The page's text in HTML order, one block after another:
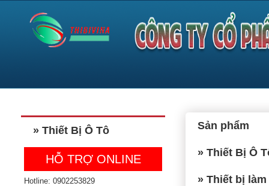
» Thiết Bị Ô Tô
HỖ TRỢ ONLINE
Hotline: 0902253829
Sản phẩm
» Thiết Bị Ô
» Thiết bị